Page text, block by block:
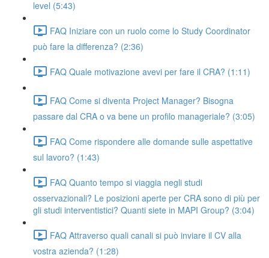
level (5:43)
FAQ Iniziare con un ruolo come lo Study Coordinator
può fare la differenza? (2:36)
FAQ Quale motivazione avevi per fare il CRA? (1:11)
FAQ Come si diventa Project Manager? Bisogna
passare dal CRA o va bene un profilo manageriale? (3:05)
FAQ Come rispondere alle domande sulle aspettative
sul lavoro? (1:43)
FAQ Quanto tempo si viaggia negli studi
osservazionali? Le posizioni aperte per CRA sono di più per
gli studi interventistici? Quanti siete in MAPI Group? (3:04)
FAQ Attraverso quali canali si può inviare il CV alla
vostra azienda? (1:28)